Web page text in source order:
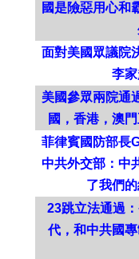
國是險惡用心和
面對美國眾議院
李
美國參眾兩院通
國，香港，澳
菲律賓國防部長
中共外交部：中
了我們
23跳立法通過
代，和中共國